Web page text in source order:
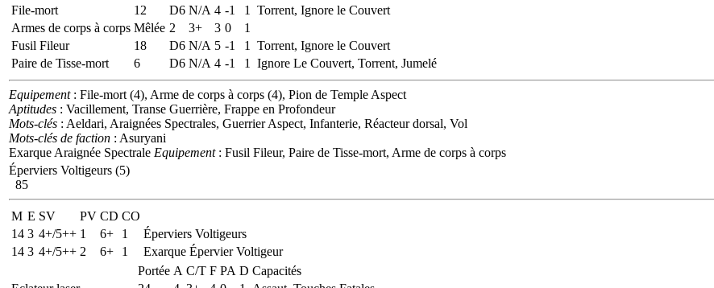
File-mort
12 D6 N/A 4 -1 1
Torrent, Ignore le Couvert
Armes de corps à corps Mêlée 2 3+ 3 0
1
Fusil Fileur
18 D6 N/A 5 -1 1
Torrent, Ignore le Couvert
Paire de Tisse-mort
6 D6 N/A 4 -1 1 Ignore Le Couvert, Torrent, Jumelé
Equipement: File-mort (4), Arme de corps à corps (4), Pion de Temple Aspect
Aptitudes : Vacillement, Transe Guerrière, Frappe en Profondeur
Mots-clés : Aeldari, Araignées Spectrales, Guerrier Aspect, Infanterie, Réacteur dorsal, Vol
Mots-clés de faction : Asuryani
Exarque Araignée Spectrale Equipement: Fusil Fileur, Paire de Tisse-mort, Arme de corps à corps
Éperviers Voltigeurs (5)
85
M E SV PV CD CO
14 3 4+/5++ 1 6+ 1
Éperviers Voltigeurs
14 3 4+/5++ 2 6+ 1
Exarque Épervier Voltigeur
Portée A C/T F PA D Capacités